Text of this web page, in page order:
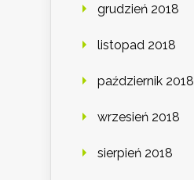
grudzień 2018
listopad 2018
październik 2018
wrzesień 2018
sierpień 2018